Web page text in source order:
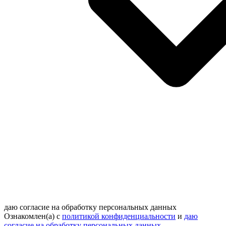
даю согласие на обработку персональных данных
Ознакомлен(а) с политикой конфиденциальности и даю